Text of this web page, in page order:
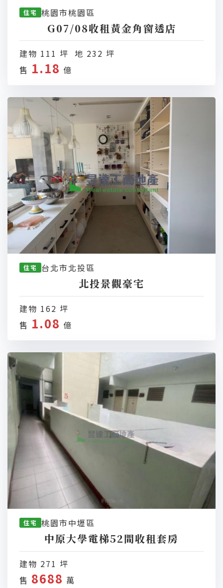
住宅 桃園市桃園區
G07/08收租黃金角窗透店
建物 111 坪 地 232 坪
售 1.18 億
住宅 台北市北投區
北投景觀豪宅
建物 162 坪
售 1.08 億
住宅 桃園市中壢區
中原大學電梯52間收租套房
建物 271 坪
售 8688 萬